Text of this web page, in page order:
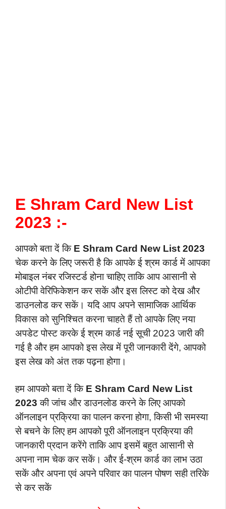
E Shram Card New List
2023 :-
आपको बता दें किE Shram Card New List 2023
चेक करने के लिए जरूरी है कि आपके ई श्रम कार्ड में आपका
मोबाइल नंबर रजिस्टर्ड होना चाहिए ताकि आप आसानी से
ओटीपी वेरिफिकेशन कर सकें और इस लिस्ट को देख और
डाउनलोड कर सकें। यदि आप अपने सामाजिक आर्थिक
विकास को सुनिश्चित करना चाहते हैं तो आपके लिए नया
अपडेट पोस्ट करके ई श्रम कार्ड नई सूची 2023 जारी की
गई है और हम आपको इस लेख में पूरी जानकारी देंगे, आपको
इस लेख को अंत तक पढ़ना होगा।
हम आपको बता दें कि E Shram Card New List
2023 की जांच और डाउनलोड करने के लिए आपको
ऑनलाइन प्रक्रिया का पालन करना होगा, किसी भी समस्या
से बचने के लिए हम आपको पूरी ऑनलाइन प्रक्रिया की
जानकारी प्रदान करेंगे ताकि आप इसमें बहुत आसानी से
अपना नाम चेक कर सकें। और ई-श्रम कार्ड का लाभ उठा
सकें और अपना एवं अपने परिवार का पालन पोषण सही तरिके
से कर सकें